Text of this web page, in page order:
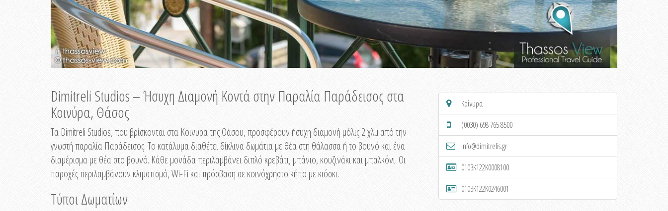
Dimitreli Studios – Ήσυχη Διαμονή Κοντά στην Παραλία Παράδεισος στα
Κοινύρα, Θάσος
Τα Dimitreli Studios, που βρίσκονται στα Κοινυρα της Θάσου, προσφέρουν ήσυχη διαμονή μόλις 2 χλμ από την
γνωστή παραλία Παράδεισος. Το κατάλυμα διαθέτει δίκλινα δωμάτια με θέα στη θάλασσα ή το βουνό και ένα
διαμέρισμα με θέα στο βουνό. Κάθε μονάδα περιλαμβάνει διπλό κρεβάτι, μπάνιο, κουζινάκι και μπαλκόνι. Οι
παροχές περιλαμβάνουν κλιματισμό, Wi-Fi και πρόσβαση σε κοινόχρηστο κήπο με κιόσκι.
Τύποι Δωματίων
Κοίνυρα
(0030) 698 765 8500
info@dimitrelis.gr
0103K122K0008100
0103K122K0246001